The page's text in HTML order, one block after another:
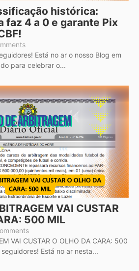
histórica:
faz 4 a 0 e garante Pix
Está no ar o nosso Blog em
para celebrar o...
VAI CUSTAR
500 MIL
VAI CUSTAR O OLHO DA CARA: 500
Está no ar nesta...